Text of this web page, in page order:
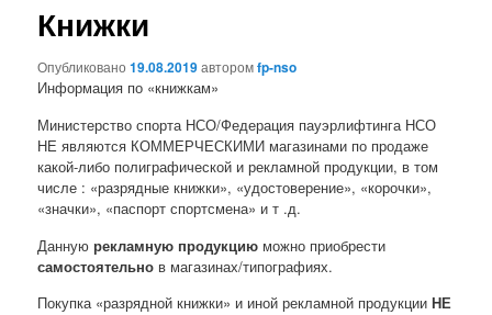
Книжки
Опубликовано19.08.2019авторомfp-nso
Информация по «книжкам»
Министерство спорта НСО/Федерация пауэрлифтинга НСО
НЕ являются КОММЕРЧЕСКИМИ магазинами по продаже
какой-либо полиграфической и рекламной продукции, в том
числе : «разрядные книжки», «удостоверение», «корочки»,
«значки», «паспорт спортсмена» и т .д.
Даннуюрекламную продукцию можно приобрести
самостоятельно в магазинах/типографиях.
Покупка «разрядной книжки» и иной рекламной продукцииНЕ